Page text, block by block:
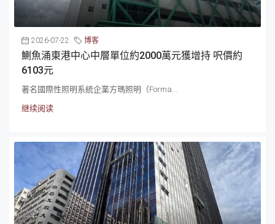
2026-07-22 博客
鰂魚涌東港中心中層單位約2000萬元獲增持 呎價約
6103元
著名國際性照明系統企業方瑪照明（Forma...
继续阅读